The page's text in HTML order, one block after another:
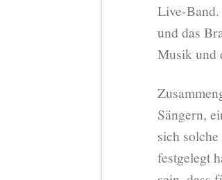
Live-Band.
und das
Musik und
Sängern,
sich
festgelegt